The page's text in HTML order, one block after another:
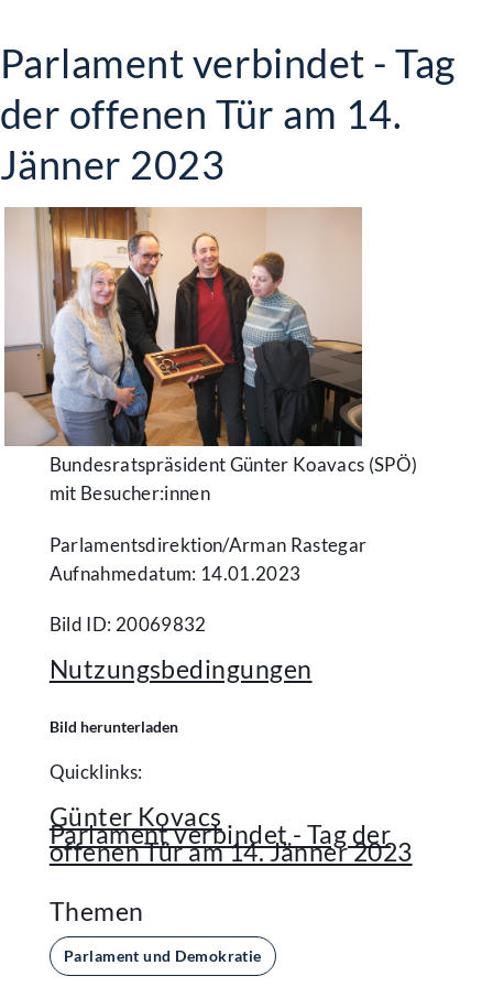
Parlament verbindet - Tag
der offenen Tür am 14.
Jänner 2023
Bundesratspräsident Günter Koavacs (SPÖ)
mit Besucher:innen
Parlamentsdirektion/​Arman Rastegar
Aufnahmedatum: 14.01.2023
Bild ID: 20069832
Nutzungsbedingungen
Bild herunterladen
Quicklinks:
Günter Kovacs
Parlament verbindet - Tag der
offenen Tür am 14. Jänner 2023
Themen
Parlament und Demokratie